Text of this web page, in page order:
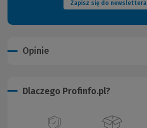
Zapisz się do newslettera
Opinie
Dlaczego Profinfo.pl?